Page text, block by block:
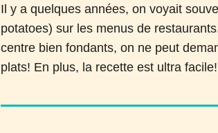
Il y a quelques années, on voyait
potatoes) sur les menus de
centre bien fondants, on ne peut
plats! En plus, la recette est ultra